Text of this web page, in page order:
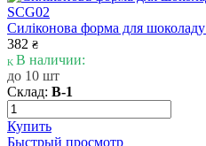
Силіконова форма для
382 ₴
В наличии:
до 10 шт
Склад: В-1
Купить
Быстрый просмотр